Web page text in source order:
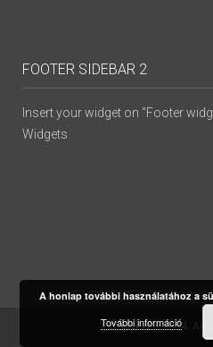
FOOTER SIDEBAR 2
Insert your widget on "Footer
Widgets
Copyright 2014. All
A honlap további használatához a
További információ